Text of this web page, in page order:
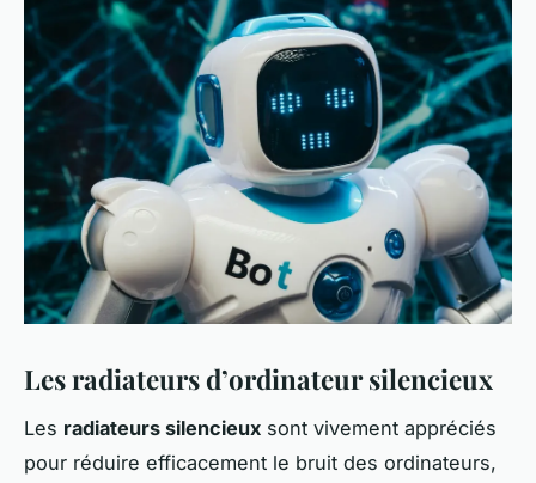
Les radiateurs d’ordinateur silencieux
Les radiateurs silencieux sont vivement appréciés
pour réduire efficacement le bruit des ordinateurs,